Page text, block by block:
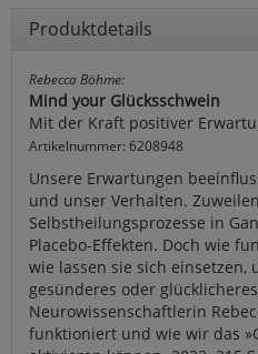
Produktdetails
Rebecca Böhme:
Mind your Glücksschwein
Mit der Kraft positiver
Artikelnummer: 6208948
Unsere Erwartungen
und unser Verhalten.
Selbstheilungsprozesse in
Placebo-Effekten. Doch wie
wie lassen sie sich einsetzen,
gesünderes oder
Neurowissenschaftlerin
funktioniert und wie wir das